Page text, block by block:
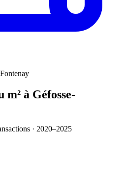
à Géfosse-
· 2020–2025